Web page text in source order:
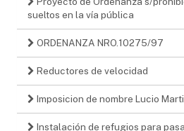
sueltos en la vía pública
ORDENANZA NRO.10275/97
Reductores de velocidad
Imposicion de nombre Lucio
Instalación de refugios para